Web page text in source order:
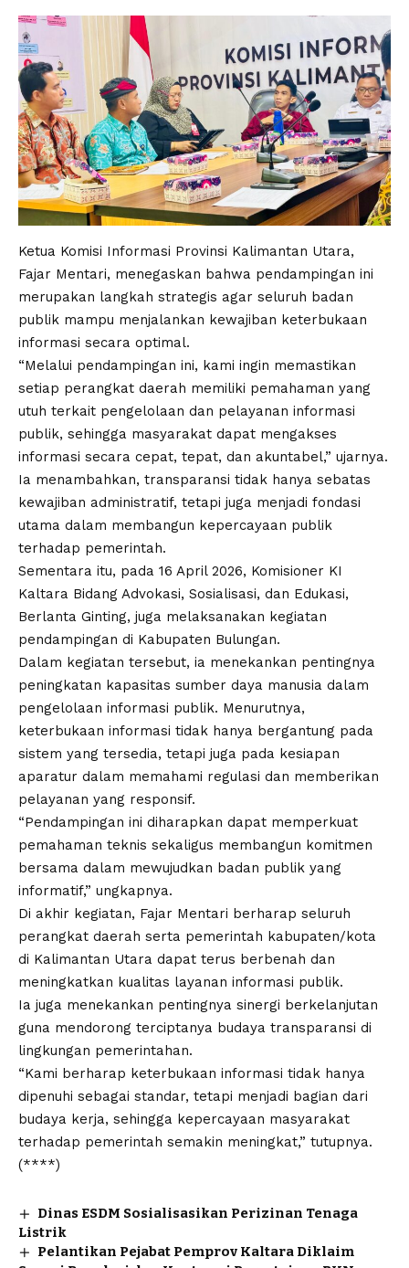
Ketua Komisi Informasi Provinsi Kalimantan Utara,
Fajar Mentari, menegaskan bahwa pendampingan ini
merupakan langkah strategis agar seluruh badan
publik mampu menjalankan kewajiban keterbukaan
informasi secara optimal.
“Melalui pendampingan ini, kami ingin memastikan
setiap perangkat daerah memiliki pemahaman yang
utuh terkait pengelolaan dan pelayanan informasi
publik, sehingga masyarakat dapat mengakses
informasi secara cepat, tepat, dan akuntabel,” ujarnya.
Ia menambahkan, transparansi tidak hanya sebatas
kewajiban administratif, tetapi juga menjadi fondasi
utama dalam membangun kepercayaan publik
terhadap pemerintah.
Sementara itu, pada 16 April 2026, Komisioner KI
Kaltara Bidang Advokasi, Sosialisasi, dan Edukasi,
Berlanta Ginting, juga melaksanakan kegiatan
pendampingan di Kabupaten Bulungan.
Dalam kegiatan tersebut, ia menekankan pentingnya
peningkatan kapasitas sumber daya manusia dalam
pengelolaan informasi publik. Menurutnya,
keterbukaan informasi tidak hanya bergantung pada
sistem yang tersedia, tetapi juga pada kesiapan
aparatur dalam memahami regulasi dan memberikan
pelayanan yang responsif.
“Pendampingan ini diharapkan dapat memperkuat
pemahaman teknis sekaligus membangun komitmen
bersama dalam mewujudkan badan publik yang
informatif,” ungkapnya.
Di akhir kegiatan, Fajar Mentari berharap seluruh
perangkat daerah serta pemerintah kabupaten/kota
di Kalimantan Utara dapat terus berbenah dan
meningkatkan kualitas layanan informasi publik.
Ia juga menekankan pentingnya sinergi berkelanjutan
guna mendorong terciptanya budaya transparansi di
lingkungan pemerintahan.
“Kami berharap keterbukaan informasi tidak hanya
dipenuhi sebagai standar, tetapi menjadi bagian dari
budaya kerja, sehingga kepercayaan masyarakat
terhadap pemerintah semakin meningkat,” tutupnya.
(****)
Dinas ESDM Sosialisasikan Perizinan Tenaga
Listrik
Pelantikan Pejabat Pemprov Kaltara Diklaim